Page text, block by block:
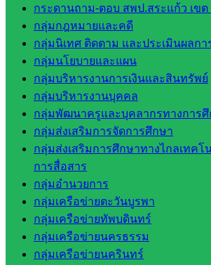
กระดานถาม-ตอบ สพป.สระแก้ว เขต
กลุ่มกฎหมายและคดี
กลุ่มนิเทศ ติดตาม และประเมินผลกา
กลุ่มนโยบายและแผน
กลุ่มบริหารงานการเงินและสินทรัพย์
กลุ่มบริหารงานบุคคล
กลุ่มพัฒนาครูและบุคลากรทางการศึ
กลุ่มส่งเสริมการจัดการศึกษา
กลุ่มส่งเสริมการศึกษาทางไกลเทคโ
การสื่อสาร
กลุ่มอำนวยการ
กลุ่มเครือข่ายตะวันบูรพา
กลุ่มเครือข่ายทัพบดินทร์
กลุ่มเครือข่ายนครธรรม
กลุ่มเครือข่ายนครินทร์
วิทยาลัย
เทคนิค
สระแก้ว
วิทยาลัย
เทคนิค
วังน้ำเย็น
กศน.สระแก้ว
เว็บไซต์
กลุ่มงาน
ใน
สำนักงาน